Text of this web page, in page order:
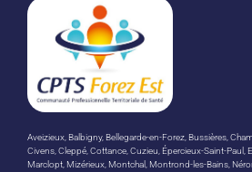
Aveizieux, Balbigny, Bellegarde-en-Forez, Bussières,
Civens, Cleppé, Cottance, Cuzieu, Épercieux-Saint-Paul,
Marclopt, Mizérieux, Montchal, Montrond-les-Bains,